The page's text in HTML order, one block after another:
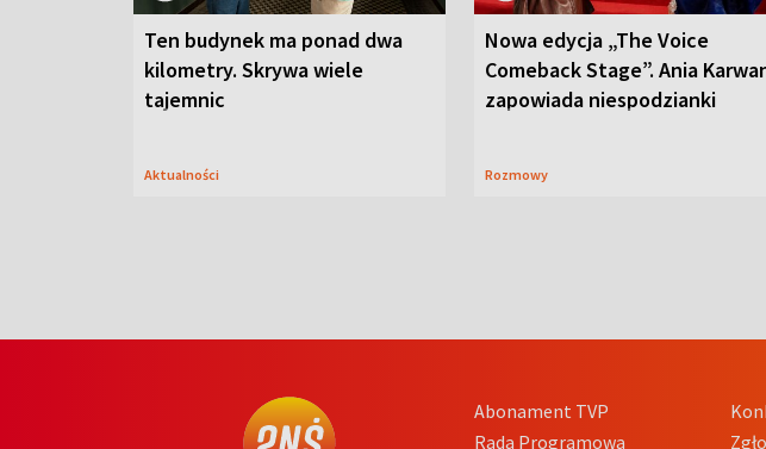
Ten budynek ma ponad dwa
kilometry. Skrywa wiele
tajemnic
Aktualności
Nowa edycja „The Voice
Comeback Stage”. Ania
zapowiada niespodzianki
Rozmowy
Abonament TVP
Rada Programowa